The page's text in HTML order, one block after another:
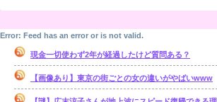
Error: Feed has an error or is not valid.
現金一切使わず2年が経過したけど質問ある？
【画像あり】東京の街ごとの女の違いがやばいwww